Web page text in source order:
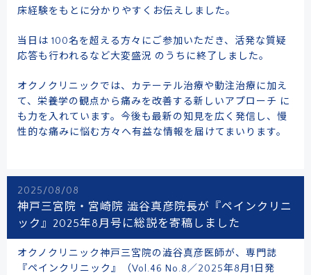
床経験をもとに分かりやすくお伝えしました。
当日は 100名を超える方々にご参加いただき、活発な質疑
応答も行われるなど大変盛況 のうちに終了しました。
オクノクリニックでは、カテーテル治療や動注治療に加え
て、栄養学の観点から痛みを改善する新しいアプローチ に
も力を入れています。今後も最新の知見を広く発信し、慢
性的な痛みに悩む方々へ有益な情報を届けてまいります。
2025/08/08
神戸三宮院・宮崎院 澁谷真彦院長が『ペインクリニ
ック』2025年8月号に総説を寄稿しました
オクノクリニック神戸三宮院の澁谷真彦医師が、専門誌
『ペインクリニック』（Vol.46 No.8／2025年8月1日発